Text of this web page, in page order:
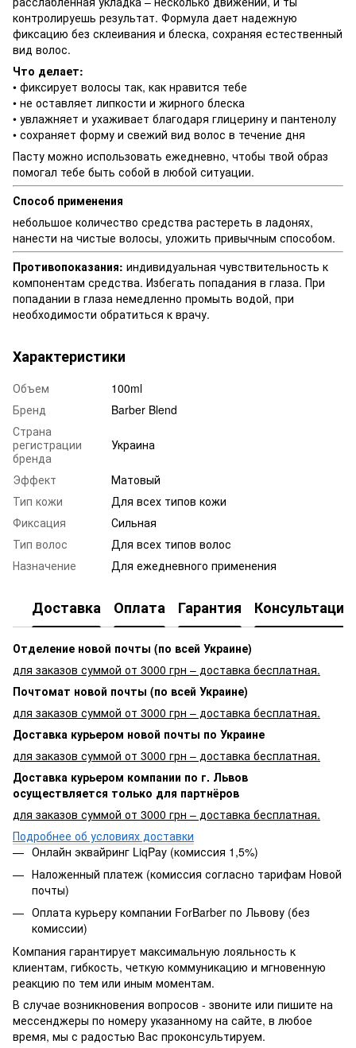
контролируешь результат. Формула дает надежную
фиксацию без склеивания и блеска, сохраняя естественный
вид волос.
Что делает:
• фиксирует волосы так, как нравится тебе
• не оставляет липкости и жирного блеска
• увлажняет и ухаживает благодаря глицерину и пантенолу
• сохраняет форму и свежий вид волос в течение дня
Пасту можно использовать ежедневно, чтобы твой образ
помогал тебе быть собой в любой ситуации.
Способ применения
небольшое количество средства растереть в ладонях,
нанести на чистые волосы, уложить привычным способом.
Противопоказания: индивидуальная чувствительность к
компонентам средства. Избегать попадания в глаза. При
попадании в глаза немедленно промыть водой, при
необходимости обратиться к врачу.
Характеристики
Объем
100ml
Бренд
Barber Blend
Страна
регистрации
бренда
Украина
Эффект
Матовый
Тип кожи
Для всех типов кожи
Фиксация
Сильная
Тип волос
Для всех типов волос
Назначение
Для ежедневного применения
Доставка Оплата Гарантия Консультация
Отделение новой почты (по всей Украине)
для заказов суммой от 3000 грн – доставка бесплатная.
Почтомат новой почты (по всей Украине)
для заказов суммой от 3000 грн – доставка бесплатная.
Доставка курьером новой почты по Украине
для заказов суммой от 3000 грн – доставка бесплатная.
Доставка курьером компании по г. Львов
осуществляется только для партнёров
для заказов суммой от 3000 грн – доставка бесплатная.
Подробнее об условиях доставки
Онлайн эквайринг LiqPay (комиссия 1,5%)
Наложенный платеж (комиссия согласно тарифам Новой
почты)
Оплата курьеру компании ForBarber по Львову (без
комиссии)
Компания гарантирует максимальную лояльность к
клиентам, гибкость, четкую коммуникацию и мгновенную
реакцию по тем или иным моментам.
В случае возникновения вопросов - звоните или пишите на
мессенджеры по номеру указанному на сайте, в любое
время, мы с радостью Вас проконсультируем.